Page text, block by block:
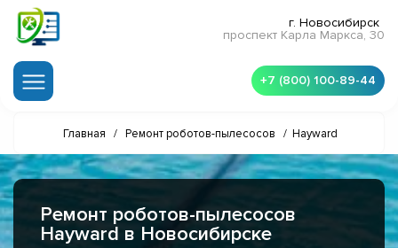
г. Новосибирск
проспект Карла Маркса, 30
+7 (800) 100-89-44
Главная / Ремонт роботов-пылесосов / Hayward
Ремонт роботов-пылесосов
Hayward в Новосибирске